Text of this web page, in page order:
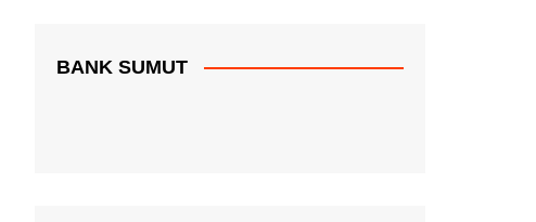
BANK SUMUT